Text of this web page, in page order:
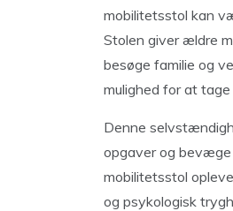
mobilitetsstol kan
Stolen giver ældre
besøge familie og
mulighed for at
Denne
opgaver og
mobilitetsstol
og psykologisk